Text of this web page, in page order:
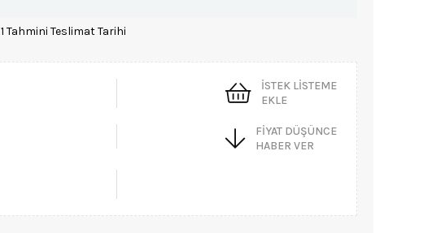
1 Tahmini Teslimat Tarihi
İSTEK LISTEME
EKLE
FIYAT DÜŞÜNCE
HABER VER